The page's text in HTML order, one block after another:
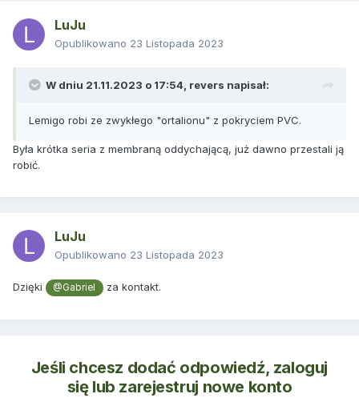
LuJu
Opublikowano 23 Listopada 2023
W dniu 21.11.2023 o 17:54, revers napisał:
Lemigo robi ze zwykłego "ortalionu" z pokryciem PVC.
Była krótka seria z membraną oddychającą, już dawno przestali ją
robić.
LuJu
Opublikowano 23 Listopada 2023
Dzięki @Gabriel za kontakt.
Jeśli chcesz dodać odpowiedź, zaloguj
się lub zarejestruj nowe konto